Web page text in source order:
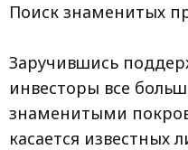
Поиск знаменитых
Заручившись
инвесторы все
знаменитыми
касается известных